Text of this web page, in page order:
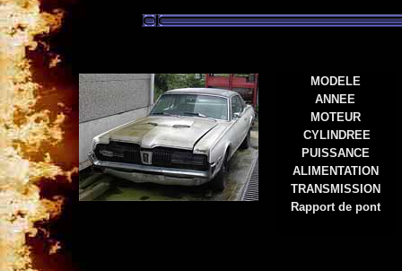
MODELE
ANNEE
MOTEUR
CYLINDREE
PUISSANCE
ALIMENTATION
TRANSMISSION
Rapport de pont